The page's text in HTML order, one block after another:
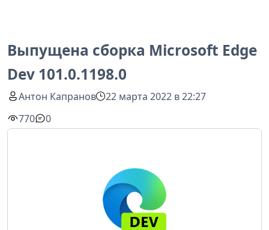
Выпущена сборка Microsoft Edge
Dev 101.0.1198.0
Антон Капранов
22 марта 2022 в 22:27
770
0